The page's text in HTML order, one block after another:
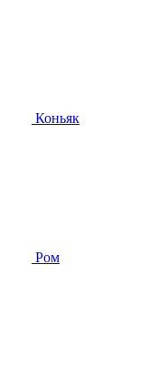
Коньяк
Ром